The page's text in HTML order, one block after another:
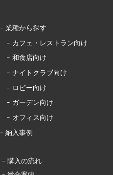
- 業種から探す
- カフェ・レストラン向け
- 和食店向け
- ナイトクラブ向け
- ロビー向け
- ガーデン向け
- オフィス向け
- 納入事例
- 購入の流れ